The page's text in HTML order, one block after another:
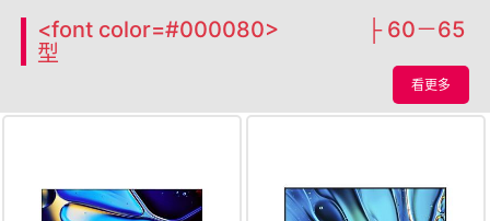
<font color=#000080> ├ 60－65
型
看更多